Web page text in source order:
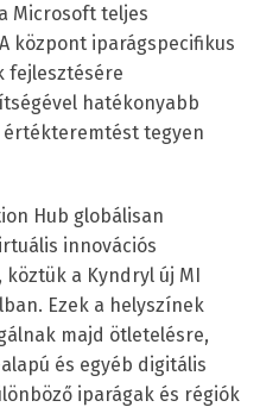
Microsoft teljes
központ iparágspecifikus
fejlesztésére
hatékonyabb
értékteremtést tegyen
Hub globálisan
innovációs
a Kyndryl új MI
Ezek a helyszínek
majd ötletelésre,
és egyéb digitális
iparágak és régiók